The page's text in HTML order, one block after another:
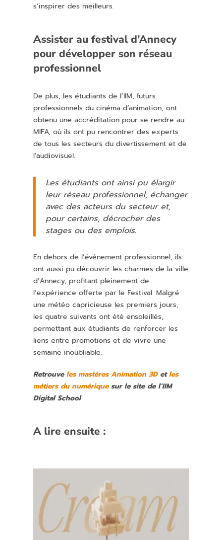
s’inspirer des meilleurs.
Assister au festival d’Annecy
pour développer son réseau
professionnel
De plus, les étudiants de l’IIM, futurs
professionnels du cinéma d’animation, ont
obtenu une accréditation pour se rendre au
MIFA, où ils ont pu rencontrer des experts
de tous les secteurs du divertissement et de
l’audiovisuel.
Les étudiants ont ainsi pu élargir
leur réseau professionnel, échanger
avec des acteurs du secteur et,
pour certains, décrocher des
stages ou des emplois.
En dehors de l’événement professionnel, ils
ont aussi pu découvrir les charmes de la ville
d’Annecy, profitant pleinement de
l’expérience offerte par le Festival. Malgré
une météo capricieuse les premiers jours,
les quatre suivants ont été ensoleillés,
permettant aux étudiants de renforcer les
liens entre promotions et de vivre une
semaine inoubliable.
Retrouveles mastères Animation 3Detles
métiers du numériquesur le site de l’IIM
Digital School
A lire ensuite :